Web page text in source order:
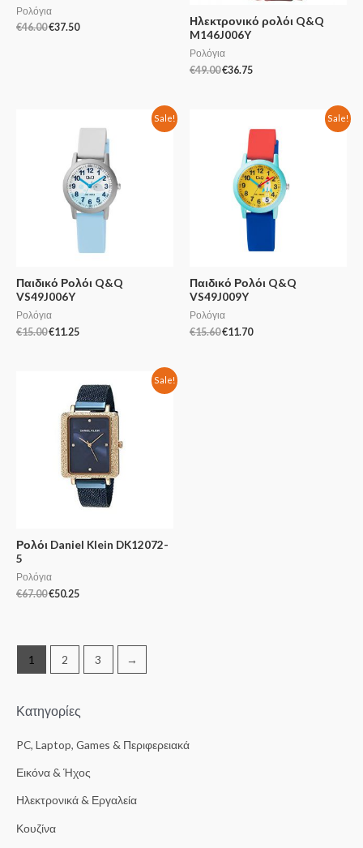
Κατηγορίες
PC, Laptop, Games & Περιφερειακά
Εικόνα & Ήχος
Ηλεκτρονικά & Εργαλεία
Κουζίνα
Ρολόγια
€46.00€37.50
Ηλεκτρονικό ρολόι Q&Q
M146J006Y
Ρολόγια
€49.00€36.75
Sale!
Παιδικό Ρολόι Q&Q
VS49J006Y
Ρολόγια
€15.00€11.25
Sale!
Παιδικό Ρολόι Q&Q
VS49J009Y
Ρολόγια
€15.60€11.70
Sale!
Ρολόι Daniel Klein DK12072-
5
Ρολόγια
€67.00€50.25
1 2 3 →